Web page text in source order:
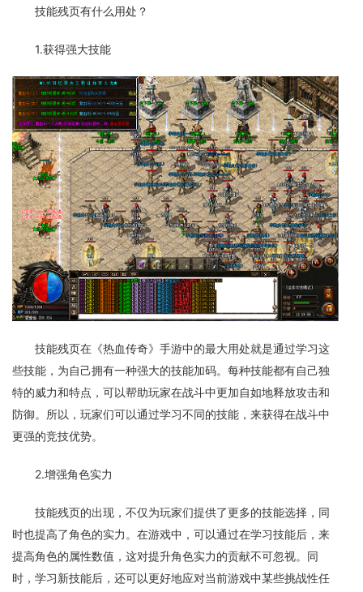
技能残页有什么用处？
1.获得强大技能
技能残页在《热血传奇》手游中的最大用处就是通过学习这
些技能，为自己拥有一种强大的技能加码。每种技能都有自己独
特的威力和特点，可以帮助玩家在战斗中更加自如地释放攻击和
防御。所以，玩家们可以通过学习不同的技能，来获得在战斗中
更强的竞技优势。
2.增强角色实力
技能残页的出现，不仅为玩家们提供了更多的技能选择，同
时也提高了角色的实力。在游戏中，可以通过在学习技能后，来
提高角色的属性数值，这对提升角色实力的贡献不可忽视。同
时，学习新技能后，还可以更好地应对当前游戏中某些挑战性任